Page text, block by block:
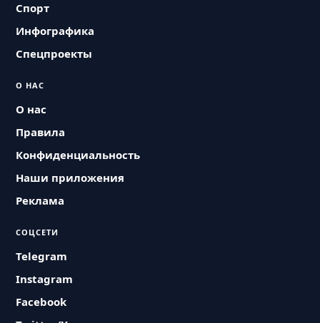
Спорт
Инфографика
Спецпроекты
О НАС
О нас
Правила
Конфиденциальность
Наши приложения
Реклама
СОЦСЕТИ
Telegram
Instagram
Facebook